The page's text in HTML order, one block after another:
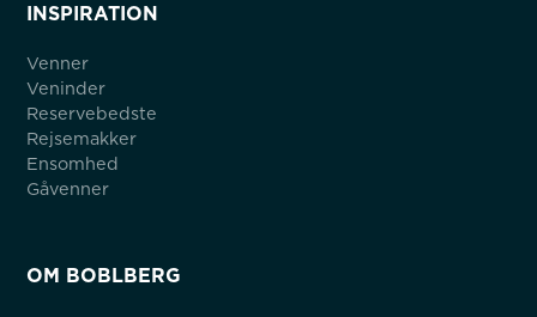
INSPIRATION
Venner
Veninder
Reservebedste
Rejsemakker
Ensomhed
Gåvenner
OM BOBLBERG